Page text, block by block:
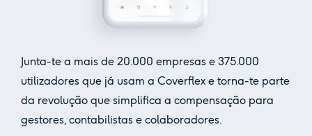
Junta-te a mais de 20.000 empresas e 375.000
utilizadores que já usam a Coverflex e torna-te parte
da revolução que simplifica a compensação para
gestores, contabilistas e colaboradores.